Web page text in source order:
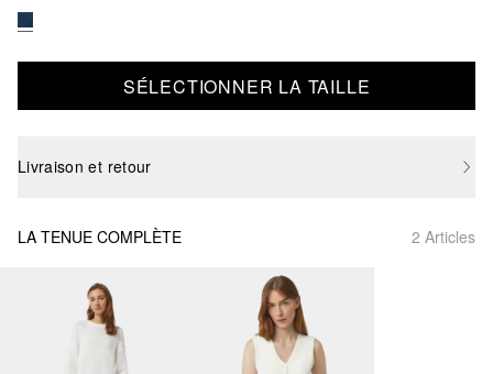
SÉLECTIONNER LA TAILLE
Livraison et retour
LA TENUE COMPLÈTE 2 Articles